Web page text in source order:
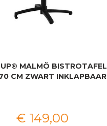
UP® MALMÖ BISTROTAFEL
CM ZWART INKLAPBAAR
€ 149,00